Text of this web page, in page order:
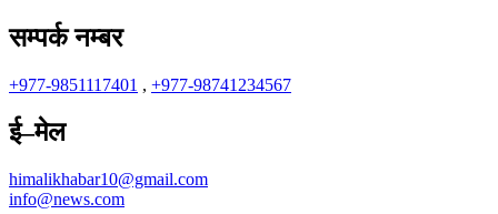
सम्पर्क नम्बर
+977-9851117401 , +977-98741234567
ई–मेल
himalikhabar10@gmail.com
info@news.com